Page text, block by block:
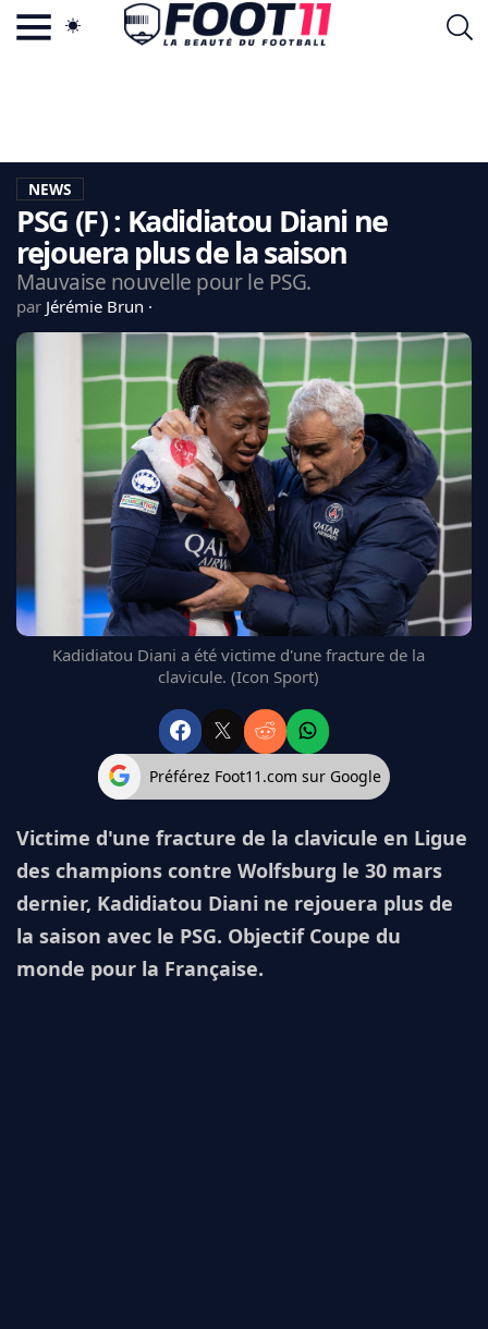
LA CHARTE
VIE PRIVÉE
CGU
CONTACTEZ-NOUS
CDM 2026
REAL MADRID
FC BARCELONE
MANCHESTER UNITED
CHELSEA
ARSENAL
BAYERN
L'AVIS DE LA RÉDAC'
NEWS
PSG (F) : Kadidiatou Diani ne
rejouera plus de la saison
Mauvaise nouvelle pour le PSG.
par Jérémie Brun
Kadidiatou Diani a été victime d'une fracture de la
clavicule. (Icon Sport)
Préférez Foot11.com sur Google
Victime d'une fracture de la clavicule en Ligue
des champions contre Wolfsburg le 30 mars
dernier, Kadidiatou Diani ne rejouera plus de
la saison avec le PSG. Objectif Coupe du
monde pour la Française.